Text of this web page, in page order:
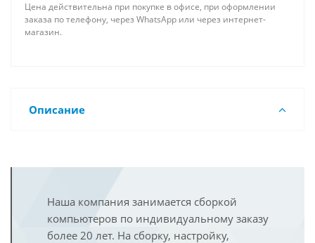
Цена действительна при покупке в офисе, при оформлении
заказа по телефону, через WhatsApp или через интернет-
магазин.
Описание
Наша компания занимается сборкой
компьютеров по индивидуальному заказу
более 20 лет. На сборку, настройку,